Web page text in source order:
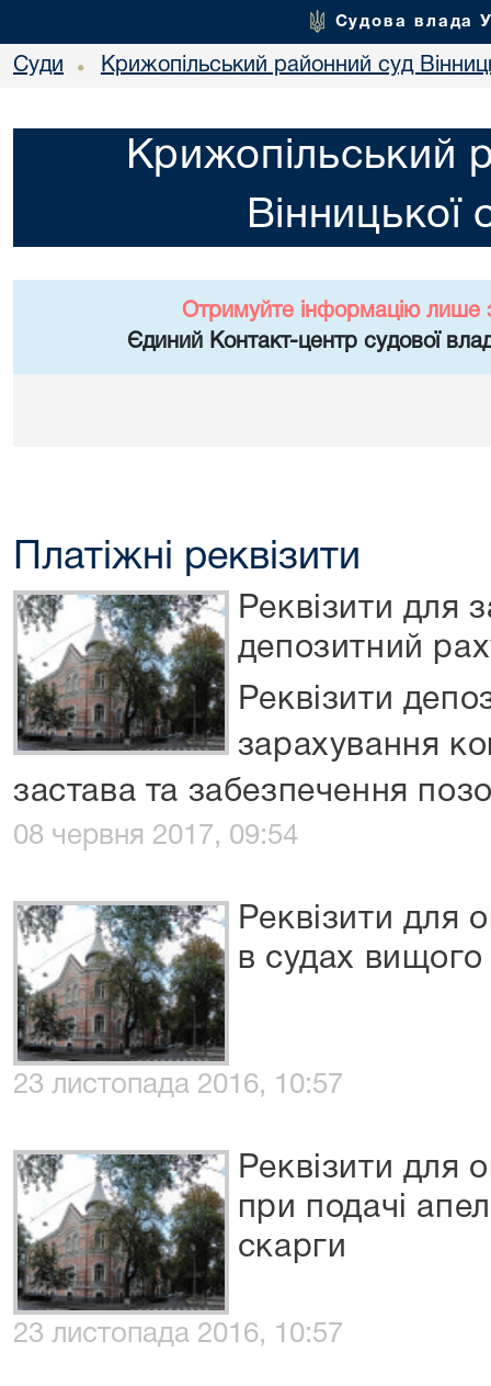
Судова влада
Суди • Крижопільський районний суд
Крижопільський
Вінницької
Отримуйте інформацію лише
Єдиний Контакт-центр судової
Платіжні реквізити
Реквізити для
депозитний
Реквізити
зарахування
застава та забезпечення
08 червня 2017, 09:54
Реквізити для
в судах вищого
23 листопада 2016, 10:57
Реквізити для
при подачі
скарги
23 листопада 2016, 10:57